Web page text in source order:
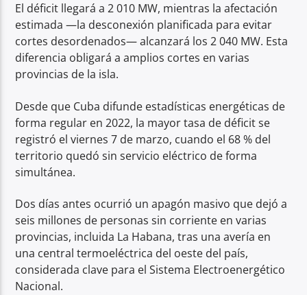
El déficit llegará a 2 010 MW, mientras la afectación
estimada —la desconexión planificada para evitar
cortes desordenados— alcanzará los 2 040 MW. Esta
diferencia obligará a amplios cortes en varias
provincias de la isla.
Desde que Cuba difunde estadísticas energéticas de
forma regular en 2022, la mayor tasa de déficit se
registró el viernes 7 de marzo, cuando el 68 % del
territorio quedó sin servicio eléctrico de forma
simultánea.
Dos días antes ocurrió un apagón masivo que dejó a
seis millones de personas sin corriente en varias
provincias, incluida La Habana, tras una avería en
una central termoeléctrica del oeste del país,
considerada clave para el Sistema Electroenergético
Nacional.